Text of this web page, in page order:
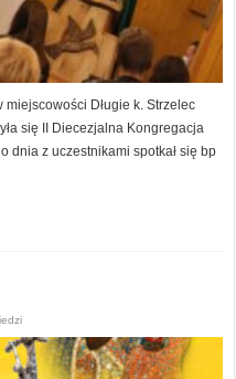
Długie k. Strzelec
się II Diecezjalna Kongregacja
dnia z uczestnikami spotkał się bp